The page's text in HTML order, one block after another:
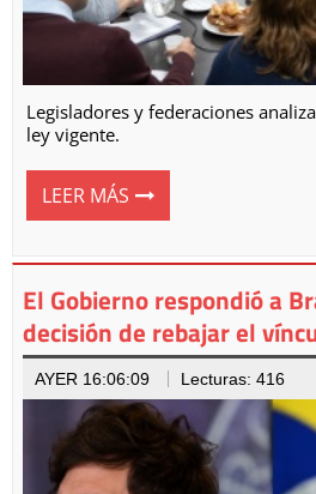
Legisladores y federaciones
ley vigente.
LEER MÁS
El Gobierno respondió a
decisión de rebajar el
AYER 16:06:09 Lecturas: 416